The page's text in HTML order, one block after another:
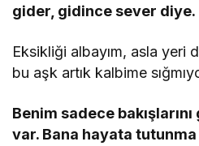
gider, gidince sever diye.
Eksikliği albayım, asla yeri
bu aşk artık kalbime
Benim sadece
var. Bana hayata